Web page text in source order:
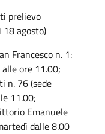
prelievo
18 agosto)
Francesco n. 1:
ore 11.00;
n. 76 (sede
11.00;
Emanuele
dalle 8.00